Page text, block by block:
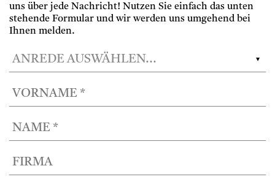
uns über jede Nachricht! Nutzen Sie einfach das unten
stehende Formular und wir werden uns umgehend bei
Ihnen melden.